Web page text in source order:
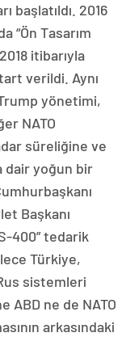
başlatıldı. 2016
“Ön Tasarım
itibarıyla
verildi. Aynı
yönetimi,
NATO
süreliğine ve
dair yoğun bir
Başkanı
400” tedarik
Türkiye,
sistemleri
ABD ne de NATO
arkasındaki